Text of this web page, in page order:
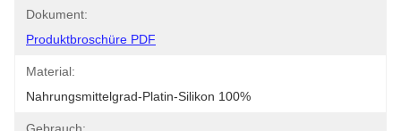
Dokument:
Produktbroschüre PDF
Material:
Nahrungsmittelgrad-Platin-Silikon 100%